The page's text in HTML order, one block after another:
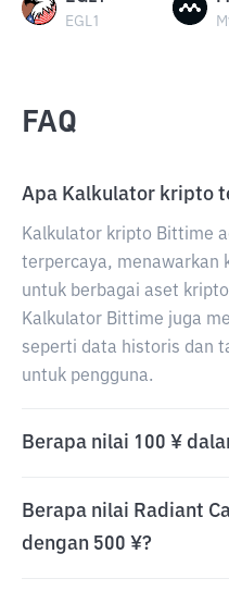
EGL1
FAQ
Apa Kalkulator kripto
Kalkulator kripto Bittime
terpercaya, menawarkan
untuk berbagai aset
Kalkulator Bittime juga
seperti data historis dan
untuk pengguna.
Berapa nilai 100 ¥
Berapa nilai Radiant
dengan 500 ¥?